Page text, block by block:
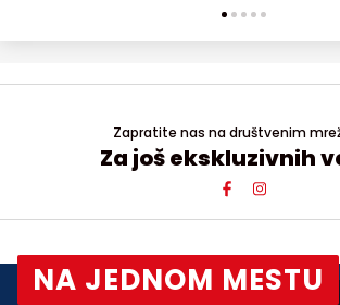
Zapratite nas na društvenim
Za još ekskluzivnih
NA JEDNOM MESTU